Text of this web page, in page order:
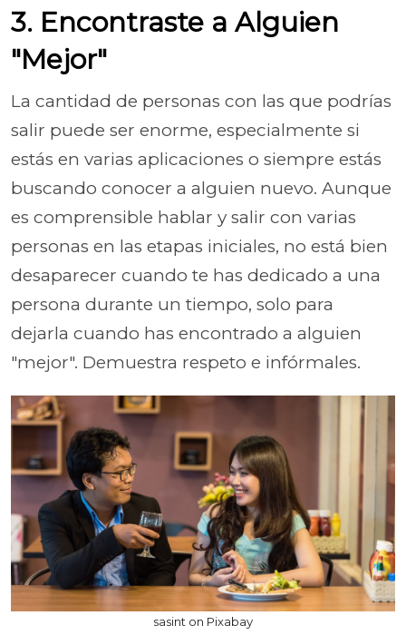
3. Encontraste a Alguien
"Mejor"
La cantidad de personas con las que podrías
salir puede ser enorme, especialmente si
estás en varias aplicaciones o siempre estás
buscando conocer a alguien nuevo. Aunque
es comprensible hablar y salir con varias
personas en las etapas iniciales, no está bien
desaparecer cuando te has dedicado a una
persona durante un tiempo, solo para
dejarla cuando has encontrado a alguien
"mejor". Demuestra respeto e infórmales.
sasint on Pixabay